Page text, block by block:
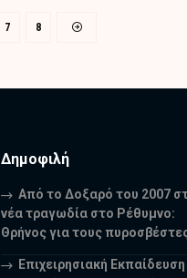
7 8
Δημοφιλή
Από το Δοξαρό του 2007
νέα τραγωδία στο Ρέθυμνο:
Θρήνος για τους
Επιχειρησιακή Εκπαίδευση